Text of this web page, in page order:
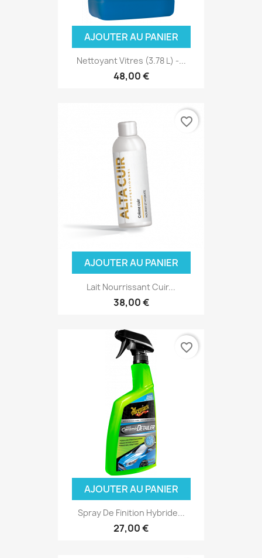
AJOUTER AU PANIER
Nettoyant Vitres (3.78 L) -...
48,00 €
AJOUTER AU PANIER
Lait Nourrissant Cuir...
38,00 €
favorite_border
AJOUTER AU PANIER
Spray De Finition Hybride...
27,00 €
favorite_border